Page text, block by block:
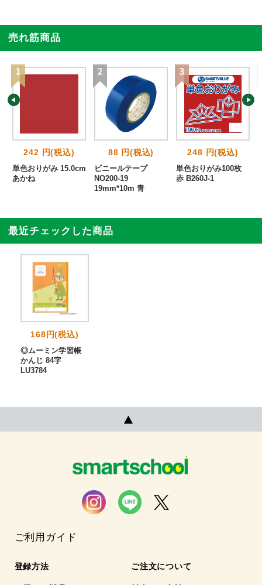
売れ筋商品
242 円(税込)
単色おりがみ 15.0cm
あかね
88 円(税込)
ビニールテープ
NO200-19
19mm*10m 青
248 円(税込)
単色おりがみ100枚
赤 B260J-1
最近チェックした商品
168円(税込)
◎ムーミン学習帳
かんじ 84字
LU3784
ご利用ガイド
登録方法 ご注文について